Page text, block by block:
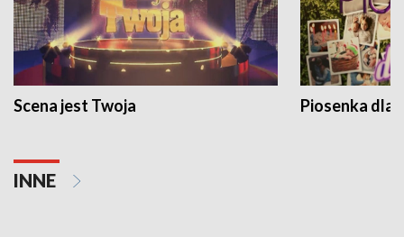
Scena jest Twoja Piosenka dla
INNE